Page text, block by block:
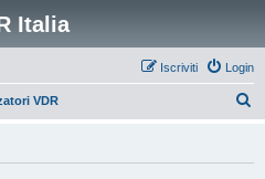
Italia
Login
Iscriviti
VDR